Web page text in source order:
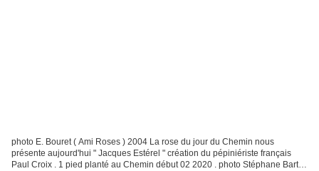
photo E. Bouret ( Ami Roses ) 2004 La rose du jour du Chemin nous
présente aujourd'hui " Jacques Estérel " création du pépiniériste français
Paul Croix . 1 pied planté au Chemin début 02 2020 . photo Stéphane Barth